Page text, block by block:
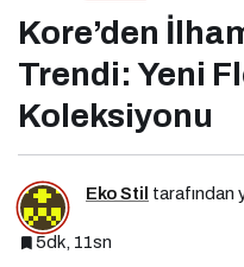
Kore’den
Trendi: Yeni
Koleksiyonu
Eko Stil tarafından
5dk, 11sn